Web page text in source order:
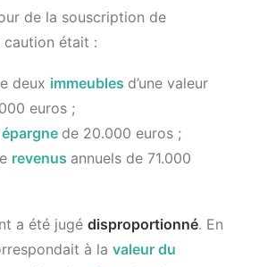
de la souscription de
caution était :
deux immeubles d’une valeur
euros ;
épargne de 20.000 euros ;
revenus annuels de 71.000
a été jugé disproportionné. En
à la valeur du